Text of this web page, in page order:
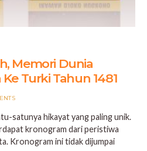
Memori Dunia
Turki Tahun 1481
satunya hikayat yang paling unik.
kronogram dari peristiwa
Kronogram ini tidak dijumpai